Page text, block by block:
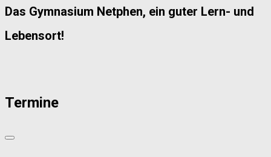
Das Gymnasium Netphen, ein guter Lern- und
Lebensort!
Termine